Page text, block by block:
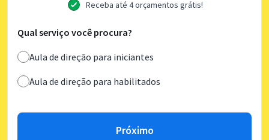
Receba até 4 orçamentos grátis!
Qual serviço você procura?
Aula de direção para iniciantes
Aula de direção para habilitados
Próximo